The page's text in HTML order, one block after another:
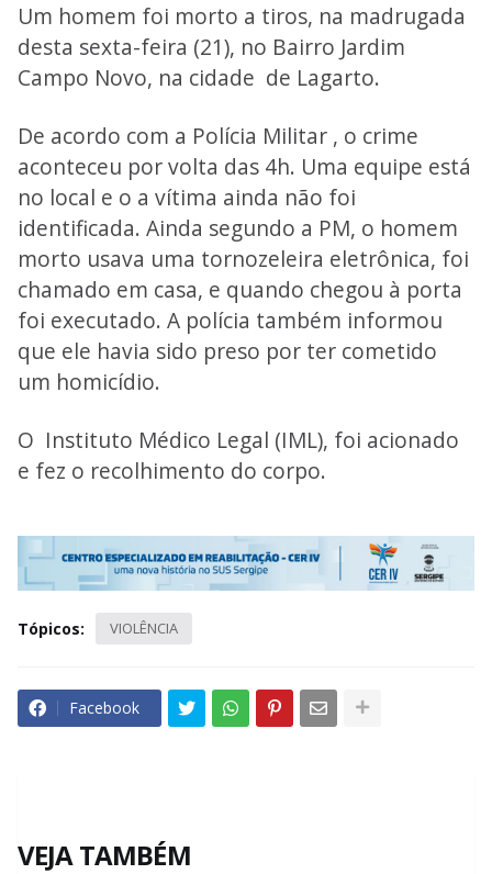
Um homem foi morto a tiros, na madrugada
desta sexta-feira (21), no Bairro Jardim
Campo Novo, na cidade de Lagarto.
De acordo com a Polícia Militar , o crime
aconteceu por volta das 4h. Uma equipe está
no local e o a vítima ainda não foi
identificada. Ainda segundo a PM, o homem
morto usava uma tornozeleira eletrônica, foi
chamado em casa, e quando chegou à porta
foi executado. A polícia também informou
que ele havia sido preso por ter cometido
um homicídio.
O Instituto Médico Legal (IML), foi acionado
e fez o recolhimento do corpo.
Tópicos: VIOLÊNCIA
Facebook
VEJA TAMBÉM